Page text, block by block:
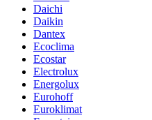
Daichi
Daikin
Dantex
Ecoclima
Ecostar
Electrolux
Energolux
Eurohoff
Euroklimat